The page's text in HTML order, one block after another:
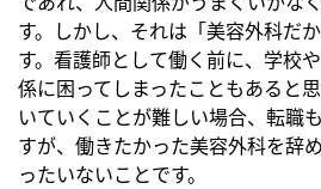
す。しかし、それは「美容外科だ
す。看護師として働く前に、学校
係に困ってしまったこともあると
いていくことが難しい場合、転職
すが、働きたかった美容外科を辞
ったいないことです。